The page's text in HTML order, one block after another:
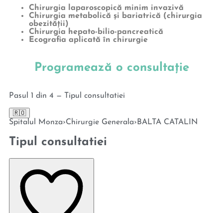
Chirurgia laparoscopică minim invazivă
Chirurgia metabolică și bariatrică (chirurgia
obezității)
Chirurgia hepato-bilio-pancreatică
Ecografia aplicată în chirurgie
Programează o consultație